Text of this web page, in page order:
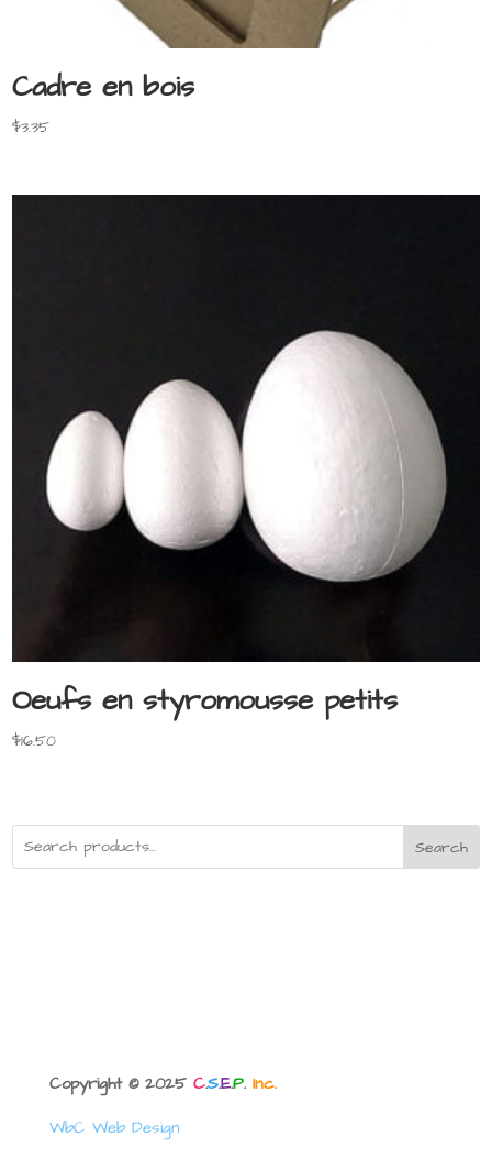
Cadre en bois
$3.35
Oeufs en styromousse petits
$16.50
Search
Copyright © 2025 C.S.E.P. Inc.
WbC Web Design